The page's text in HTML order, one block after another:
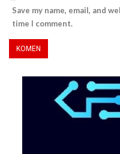
Save my name, email, and
time I comment.